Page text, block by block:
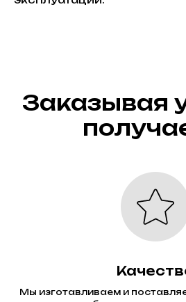
Заказывая
Мы изготавливаем и